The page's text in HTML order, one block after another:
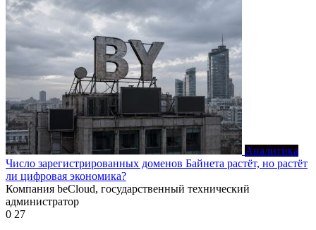
Аналитика
Число зарегистрированных доменов Байнета растёт, но растёт
ли цифровая экономика?
Компания beCloud, государственный технический
администратор
0 27